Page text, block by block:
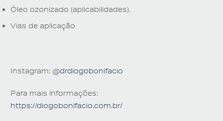
Óleo ozonizado (aplicabilidades).
Vias de aplicação
Instagram: @drdiogobonifacio
Para mais informações:
https://diogobonifacio.com.br/